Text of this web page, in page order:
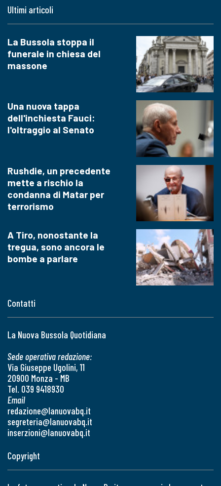
Contatti
La Nuova Bussola Quotidiana
Sede operativa redazione:
Via Giuseppe Ugolini, 11
20900 Monza - MB
Tel. 039 9418930
Email
redazione@lanuovabq.it
segreteria@lanuovabq.it
inserzioni@lanuovabq.it
Ultimi articoli
La Bussola stoppa il
funerale in chiesa del
massone
Una nuova tappa
dell'inchiesta Fauci:
l'oltraggio al Senato
Rushdie, un precedente
mette a rischio la
condanna di Matar per
terrorismo
A Tiro, nonostante la
tregua, sono ancora le
bombe a parlare
Copyright